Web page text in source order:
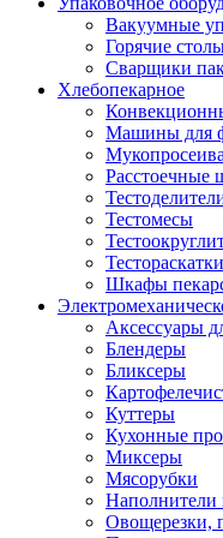
Вакуумные
Горячие
Сварщики
Хлебопекарное
Машины для
Расстоечные
Тестомесы
Тестораскатки
Шкафы
Аксессуары
Блендеры
Бликсеры
Куттеры
Кухонные
Миксеры
Мясорубки
Наполнители
Овощерезки,